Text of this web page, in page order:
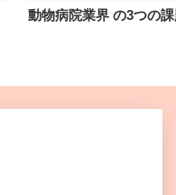
動物病院業界 の3つの